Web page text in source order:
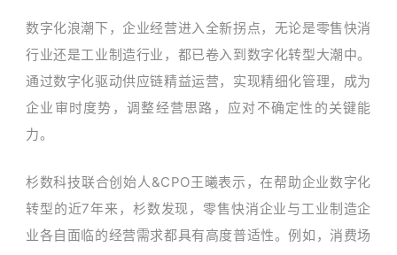
数字化浪潮下，企业经营进入全新拐点，无论是零售快消
行业还是工业制造行业，都已卷入到数字化转型大潮中。
通过数字化驱动供应链精益运营，实现精细化管理，成为
企业审时度势，调整经营思路，应对不确定性的关键能
力。
杉数科技联合创始人&CPO王曦表示，在帮助企业数字化
转型的近7年来，杉数发现，零售快消企业与工业制造企
业各自面临的经营需求都具有高度普适性。例如，消费场